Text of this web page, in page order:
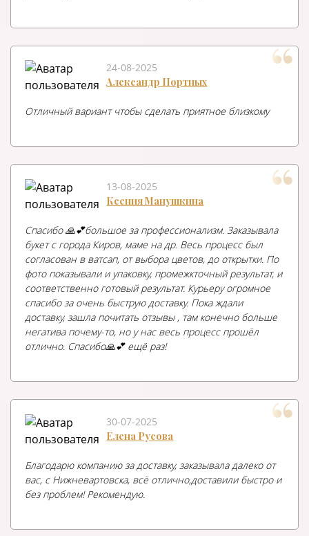
24-08-2025
Александр Портных
Отличный вариант чтобы сделать приятное близкому
13-08-2025
Ксения Манушкина
Спасибо 🙏💕большое за профессионализм. Заказывала
букет с города Киров, маме на др. Весь процесс был
согласован в ватсап, от выбора цветов, до открытки. По
фото показывали и упаковку, промежкточный результат, и
соответственно готовый результат. Курьеру огромное
спасибо за очень быструю доставку. Пока ждали
доставку, зашла почитать отзывы , там конечно больше
негатива почему-то, но у нас весь процесс прошёл
отлично. Спасибо🙏💕 ещё раз!
30-07-2025
Елена Русова
Благодарю компанию за доставку, заказывала далеко от
вас, с Нижневартовска, всё отлично,доставили быстро и
без проблем! Рекомендую.